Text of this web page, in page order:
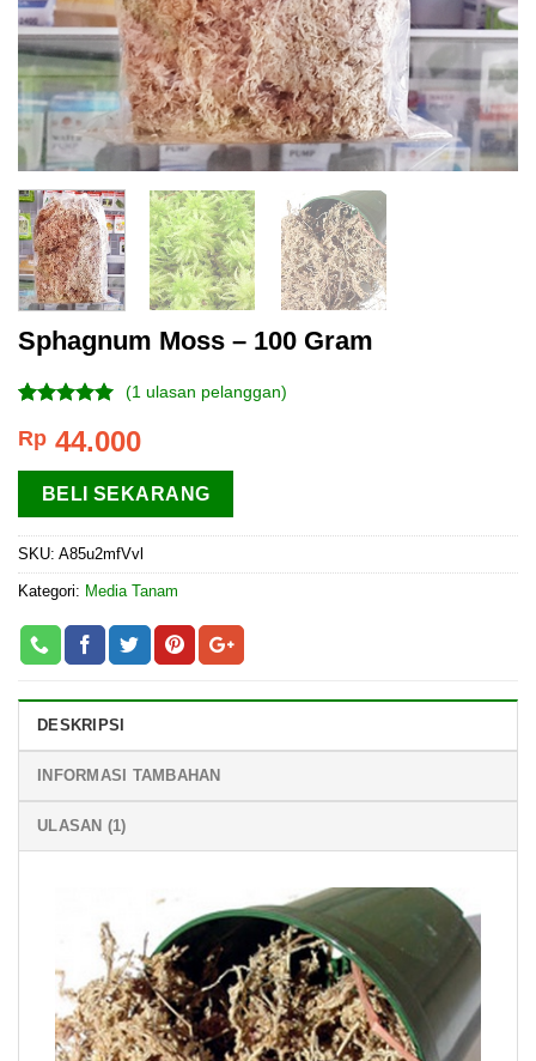
Sphagnum Moss – 100 Gram
5.00 dari 5
berdasarkan
penilaian
pelanggan
(1 ulasan pelanggan)
Rp 44.000
BELI SEKARANG
SKU: A85u2mfVvl
Kategori: Media Tanam
DESKRIPSI
INFORMASI TAMBAHAN
ULASAN (1)